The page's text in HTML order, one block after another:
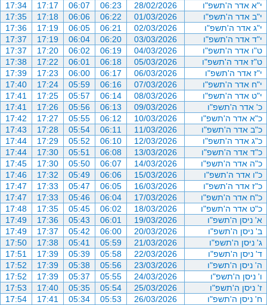
י"א אדר ה'תשפ"ו
28/02/2026
06:23
06:07
17:17
17:34
י"ב אדר ה'תשפ"ו
01/03/2026
06:22
06:06
17:18
17:35
י"ג אדר ה'תשפ"ו
02/03/2026
06:21
06:05
17:19
17:36
י"ד אדר ה'תשפ"ו
03/03/2026
06:20
06:04
17:19
17:37
ט"ו אדר ה'תשפ"ו
04/03/2026
06:19
06:02
17:20
17:37
ט"ז אדר ה'תשפ"ו
05/03/2026
06:18
06:01
17:22
17:38
י"ז אדר ה'תשפ"ו
06/03/2026
06:17
06:00
17:23
17:39
י"ח אדר ה'תשפ"ו
07/03/2026
06:16
05:59
17:24
17:40
י"ט אדר ה'תשפ"ו
08/03/2026
06:14
05:57
17:25
17:41
כ' אדר ה'תשפ"ו
09/03/2026
06:13
05:56
17:26
17:41
כ"א אדר ה'תשפ"ו
10/03/2026
06:12
05:55
17:27
17:42
כ"ב אדר ה'תשפ"ו
11/03/2026
06:11
05:54
17:28
17:43
כ"ג אדר ה'תשפ"ו
12/03/2026
06:10
05:52
17:29
17:44
כ"ד אדר ה'תשפ"ו
13/03/2026
06:08
05:51
17:30
17:44
כ"ה אדר ה'תשפ"ו
14/03/2026
06:07
05:50
17:30
17:45
כ"ו אדר ה'תשפ"ו
15/03/2026
06:06
05:49
17:32
17:46
כ"ז אדר ה'תשפ"ו
16/03/2026
06:05
05:47
17:33
17:47
כ"ח אדר ה'תשפ"ו
17/03/2026
06:04
05:46
17:33
17:47
כ"ט אדר ה'תשפ"ו
18/03/2026
06:02
05:45
17:35
17:48
א' ניסן ה'תשפ"ו
19/03/2026
06:01
05:43
17:36
17:49
ב' ניסן ה'תשפ"ו
20/03/2026
06:00
05:42
17:37
17:49
ג' ניסן ה'תשפ"ו
21/03/2026
05:59
05:41
17:38
17:50
ד' ניסן ה'תשפ"ו
22/03/2026
05:58
05:39
17:39
17:51
ה' ניסן ה'תשפ"ו
23/03/2026
05:56
05:38
17:39
17:52
ו' ניסן ה'תשפ"ו
24/03/2026
05:55
05:37
17:39
17:52
ז' ניסן ה'תשפ"ו
25/03/2026
05:54
05:35
17:40
17:53
ח' ניסן ה'תשפ"ו
26/03/2026
05:53
05:34
17:41
17:54